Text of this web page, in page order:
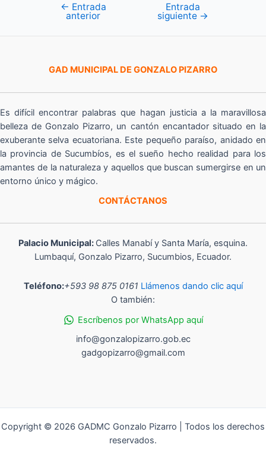
Navegación
← Entrada
anterior
Entrada
siguiente →
GAD MUNICIPAL DE GONZALO PIZARRO
Es difícil encontrar palabras que hagan justicia a la maravillosa
belleza de Gonzalo Pizarro, un cantón encantador situado en la
exuberante selva ecuatoriana. Este pequeño paraíso, anidado en
la provincia de Sucumbíos, es el sueño hecho realidad para los
amantes de la naturaleza y aquellos que buscan sumergirse en un
entorno único y mágico.
CONTÁCTANOS
Palacio Municipal: Calles Manabí y Santa María, esquina.
Lumbaquí, Gonzalo Pizarro, Sucumbios, Ecuador.
Teléfono:+593 98 875 0161 Llámenos dando clic aquí
O también:
Escríbenos por WhatsApp aquí
info@gonzalopizarro.gob.ec
gadgopizarro@gmail.com
Copyright © 2026 GADMC Gonzalo Pizarro | Todos los derechos
reservados.